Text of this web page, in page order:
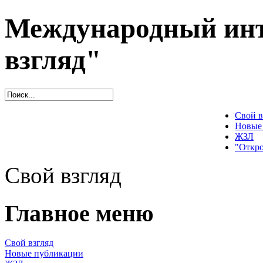
Международный
взгляд"
Свой
Новые
ЖЗЛ
Свой взгляд
Главное меню
Свой взгляд
Новые публикации